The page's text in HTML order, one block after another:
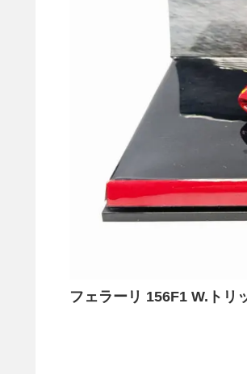
フェラーリ 156F1 W.トリ